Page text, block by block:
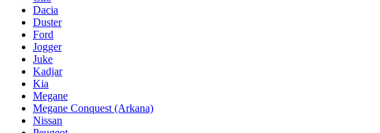
Dacia
Duster
Ford
Jogger
Juke
Kadjar
Kia
Megane
Megane Conquest (Arkana)
Nissan